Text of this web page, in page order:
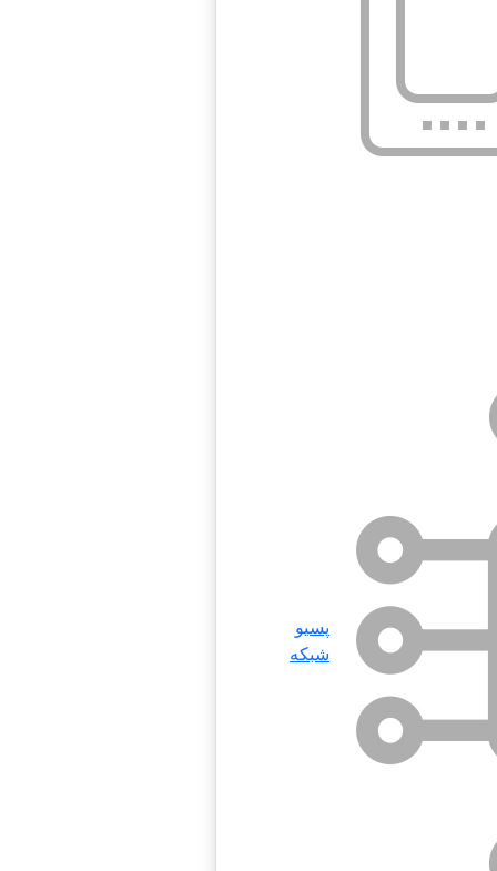
پسیو
شبکه